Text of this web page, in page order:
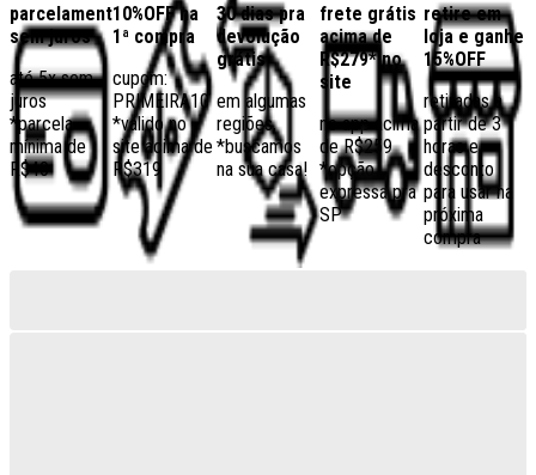
parcelamento
sem juros
até 5x sem
juros
*parcela
mínima de
R$40
10%OFF na
1ª compra
cupom:
PRIMEIRA10
*válido no
site acima de
R$319
30 dias pra
devolução
grátis
em algumas
regiões,
*buscamos
na sua casa!
frete grátis
acima de
R$279* no
site
no app acima
de R$259
*opção
expressa pra
SP
retire em
loja e ganhe
15%OFF
retiradas a
partir de 3
horas e
desconto
para usar na
próxima
compra